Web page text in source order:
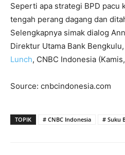
Seperti apa strategi BPD pacu
tengah perang dagang dan
Selengkapnya simak dialog
Direktur Utama Bank
Lunch, CNBC Indonesia
Source: cnbcindonesia.com
TOPIK # CNBC Indonesia # Suku